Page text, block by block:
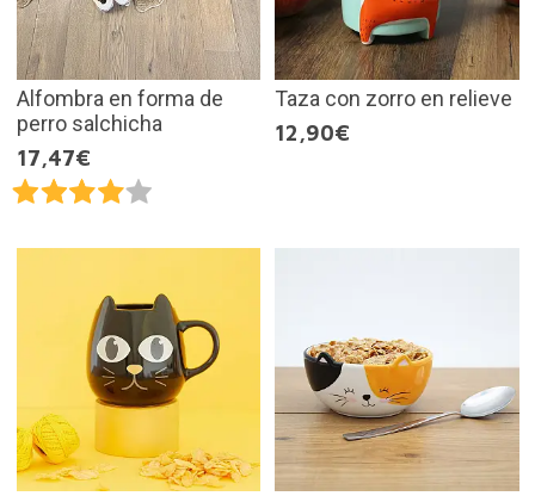
Alfombra en forma de
perro salchicha
17,47€
Taza con zorro en relieve
12,90€